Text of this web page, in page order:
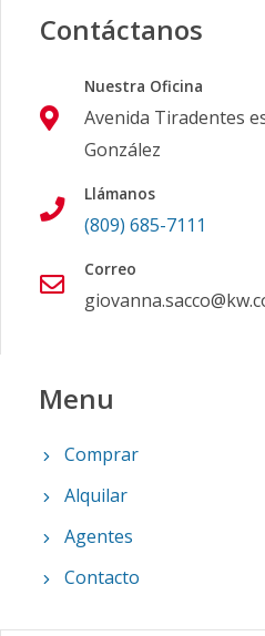
Contáctanos
Nuestra Oficina
Avenida Tiradentes
González
Llámanos
(809) 685-7111
Correo
Menu
Comprar
Alquilar
Agentes
Contacto